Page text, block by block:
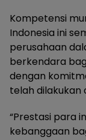
Kompetensi
Indonesia ini
perusahaan
berkendara
dengan
telah dilakukan
“Prestasi para
kebanggaan